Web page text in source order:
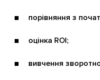
порівняння з
оцінка ROI;
вивчення